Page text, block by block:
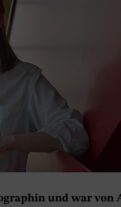
und war von